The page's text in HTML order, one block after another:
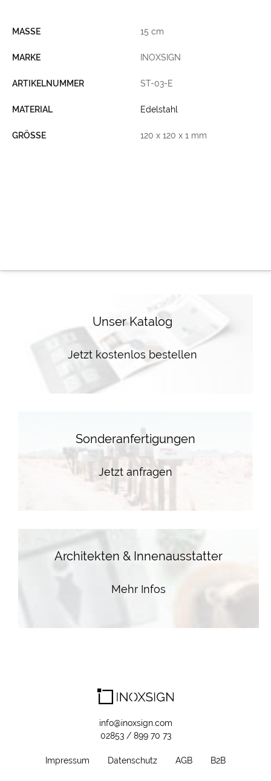
MASSE 15 cm
MARKE INOXSIGN
ARTIKELNUMMER ST-03-E
MATERIAL Edelstahl
GRÖSSE 120 x 120 x 1 mm
Unser Katalog
Jetzt kostenlos bestellen
Sonderanfertigungen
Jetzt anfragen
Architekten & Innenausstatter
Mehr Infos
info@inoxsign.com
02853 / 899 70 73
Impressum Datenschutz AGB B2B